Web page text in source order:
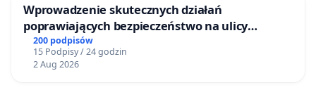
Wprowadzenie skutecznych działań
poprawiających bezpieczeństwo na ulicy
Żeromskiego w Otwocku
200 podpisów
15 Podpisy / 24 godzin
2 Aug 2026